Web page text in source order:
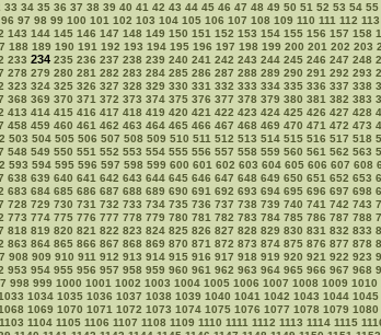
33 34 35 36 37 38 39 40 41 42 43 44 45 46 47 48 49 50 51 52 53 54 55
96 97 98 99 100 101 102 103 104 105 106 107 108 109 110 111 112 113
143 144 145 146 147 148 149 150 151 152 153 154 155 156 157 158
188 189 190 191 192 193 194 195 196 197 198 199 200 201 202 203
233 234 235 236 237 238 239 240 241 242 243 244 245 246 247 248
278 279 280 281 282 283 284 285 286 287 288 289 290 291 292 293
323 324 325 326 327 328 329 330 331 332 333 334 335 336 337 338
368 369 370 371 372 373 374 375 376 377 378 379 380 381 382 383
413 414 415 416 417 418 419 420 421 422 423 424 425 426 427 428
458 459 460 461 462 463 464 465 466 467 468 469 470 471 472 473
503 504 505 506 507 508 509 510 511 512 513 514 515 516 517 518
548 549 550 551 552 553 554 555 556 557 558 559 560 561 562 563
593 594 595 596 597 598 599 600 601 602 603 604 605 606 607 608
638 639 640 641 642 643 644 645 646 647 648 649 650 651 652 653
683 684 685 686 687 688 689 690 691 692 693 694 695 696 697 698
728 729 730 731 732 733 734 735 736 737 738 739 740 741 742 743
773 774 775 776 777 778 779 780 781 782 783 784 785 786 787 788
818 819 820 821 822 823 824 825 826 827 828 829 830 831 832 833
863 864 865 866 867 868 869 870 871 872 873 874 875 876 877 878
908 909 910 911 912 913 914 915 916 917 918 919 920 921 922 923
953 954 955 956 957 958 959 960 961 962 963 964 965 966 967 968
998 999 1000 1001 1002 1003 1004 1005 1006 1007 1008 1009 1010
1034 1035 1036 1037 1038 1039 1040 1041 1042 1043 1044 1045
1069 1070 1071 1072 1073 1074 1075 1076 1077 1078 1079 1080
1103 1104 1105 1106 1107 1108 1109 1110 1111 1112 1113 1114 1115